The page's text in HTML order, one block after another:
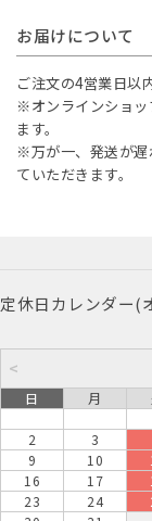
お届けについて
ご注文の4営業日以
※オンラインショッ
ます。
※万が一、発送が遅
ていただきます。
定休日カレンダー(
<
日 月
2
3
9
10
16
17
23
24